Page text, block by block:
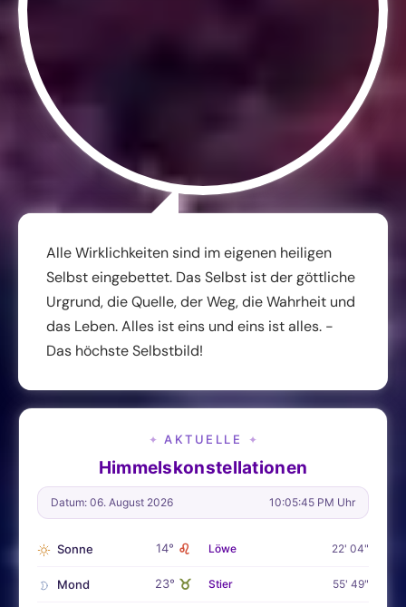
Alle Wirklichkeiten sind im eigenen heiligen
Selbst eingebettet. Das Selbst ist der göttliche
Urgrund, die Quelle, der Weg, die Wahrheit und
das Leben. Alles ist eins und eins ist alles. -
Das höchste Selbstbild!
✦ AKTUELLE ✦
Himmelskonstellationen
Datum: 06. August 2026 10:05:47 PM Uhr
Sonne 14° ♌ Löwe 22' 04"
Mond 23° ♉ Stier 55' 49"